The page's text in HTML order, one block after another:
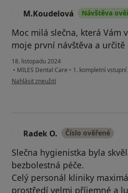
M.Koudelová Návštěva
Moc milá slečna, která Vám
moje první návštěva a
18. listopadu 2024
• MILES Dental Care • 1. kompletní
podle názoru uživatele M.Koudelová
Nahlásit zneužití
Radek O. Číslo ověřené
Slečna hygienistka byla
bezbolestná péče.
Celý personál kliniky
prostředí velmi příjemné a